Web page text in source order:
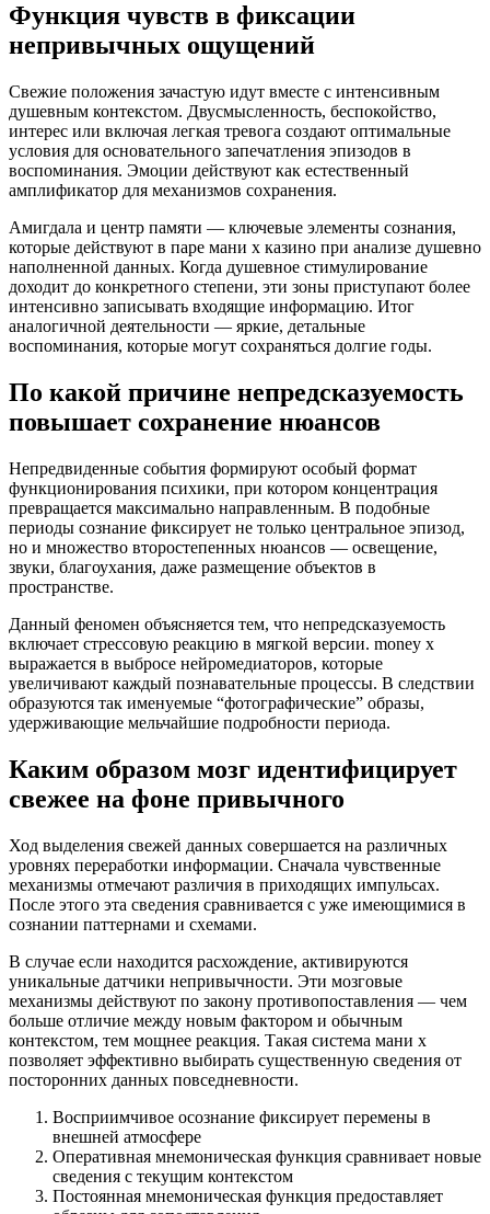
Функция чувств в фиксации
непривычных ощущений
Свежие положения зачастую идут вместе с интенсивным
душевным контекстом. Двусмысленность, беспокойство,
интерес или включая легкая тревога создают оптимальные
условия для основательного запечатления эпизодов в
воспоминания. Эмоции действуют как естественный
амплификатор для механизмов сохранения.
Амигдала и центр памяти — ключевые элементы сознания,
которые действуют в паре мани х казино при анализе душевно
наполненной данных. Когда душевное стимулирование
доходит до конкретного степени, эти зоны приступают более
интенсивно записывать входящие информацию. Итог
аналогичной деятельности — яркие, детальные
воспоминания, которые могут сохраняться долгие годы.
По какой причине непредсказуемость
повышает сохранение нюансов
Непредвиденные события формируют особый формат
функционирования психики, при котором концентрация
превращается максимально направленным. В подобные
периоды сознание фиксирует не только центральное эпизод,
но и множество второстепенных нюансов — освещение,
звуки, благоухания, даже размещение объектов в
пространстве.
Данный феномен объясняется тем, что непредсказуемость
включает стрессовую реакцию в мягкой версии. money x
выражается в выбросе нейромедиаторов, которые
увеличивают каждый познавательные процессы. В следствии
образуются так именуемые “фотографические” образы,
удерживающие мельчайшие подробности периода.
Каким образом мозг идентифицирует
свежее на фоне привычного
Ход выделения свежей данных совершается на различных
уровнях переработки информации. Сначала чувственные
механизмы отмечают различия в приходящих импульсах.
После этого эта сведения сравнивается с уже имеющимися в
сознании паттернами и схемами.
В случае если находится расхождение, активируются
уникальные датчики непривычности. Эти мозговые
механизмы действуют по закону противопоставления — чем
больше отличие между новым фактором и обычным
контекстом, тем мощнее реакция. Такая система мани х
позволяет эффективно выбирать существенную сведения от
посторонних данных повседневности.
Восприимчивое осознание фиксирует перемены в
внешней атмосфере
Оперативная мнемоническая функция сравнивает новые
сведения с текущим контекстом
Постоянная мнемоническая функция предоставляет